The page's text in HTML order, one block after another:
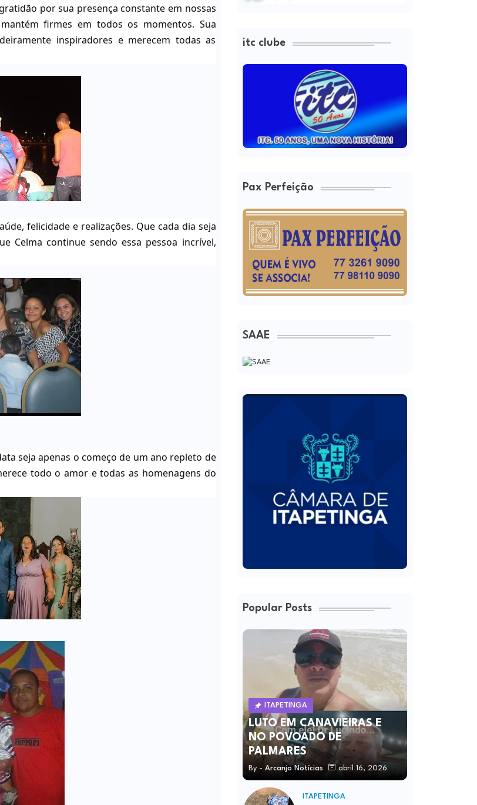
por sua presença constante em nossas
firmes em todos os momentos. Sua
inspiradores e merecem todas as
felicidade e realizações. Que cada dia seja
Celma continue sendo essa pessoa incrível,
seja apenas o começo de um ano repleto de
todo o amor e todas as homenagens do
itc clube
Pax Perfeição
SAAE
Popular Posts
ITAPETINGA
LUTO EM CANAVIEIRAS E
NO POVOADO DE
PALMARES
By - Arcanjo Notícias abril 16, 2026
ITAPETINGA